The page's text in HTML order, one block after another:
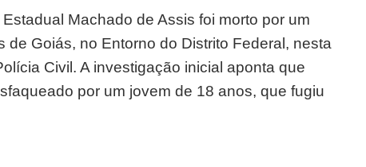
Machado de Assis foi morto por um
Goiás, no Entorno do Distrito Federal, nesta
Civil. A investigação inicial aponta que
por um jovem de 18 anos, que fugiu